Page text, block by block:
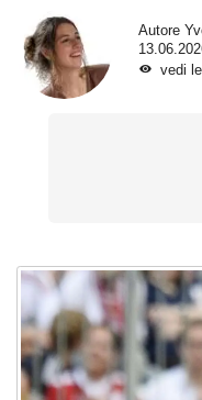
Autore
vedi